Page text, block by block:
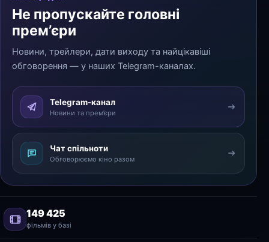
Не пропускайте головні
прем’єри
Новини, трейлери, дати виходу та найцікавіші
обговорення — у наших Telegram-каналах.
Telegram-канал
Новини та прем’єри
Чат спільноти
Обговорюємо кіно разом
149 425
фільмів у базі